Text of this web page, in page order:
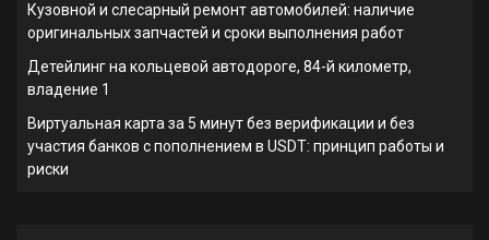
Кузовной и слесарный ремонт автомобилей: наличие
оригинальных запчастей и сроки выполнения работ
Детейлинг на кольцевой автодороге, 84-й километр,
владение 1
Виртуальная карта за 5 минут без верификации и без
участия банков с пополнением в USDT: принцип работы и
риски